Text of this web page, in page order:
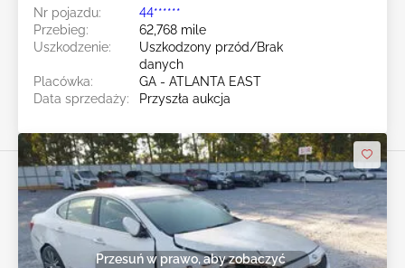
Nr pojazdu:
44******
Przebieg:
62,768 mile
Uszkodzenie:
Uszkodzony przód/Brak
danych
Placówka:
GA - ATLANTA EAST
Data sprzedaży:
Przyszła aukcja
Przesuń w prawo, aby zobaczyć